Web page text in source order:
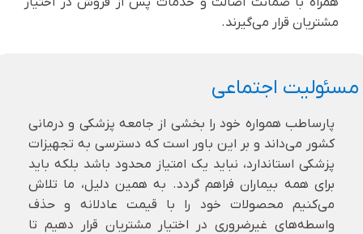
مشتریان قرار می‌گیرند.
مسئولیت اجتماعی
پارساطب همواره خود را بخشی از جامعه پزشکی و درمانی
کشور می‌داند و بر این باور است که دسترسی به تجهیزات
پزشکی استاندارد، نباید یک امتیاز محدود باشد بلکه باید
برای همه بیماران فراهم گردد. به همین دلیل، ما تلاش
می‌کنیم محصولات خود را با قیمت عادلانه و حذف
واسطه‌های غیرضروری در اختیار مشتریان قرار دهیم تا